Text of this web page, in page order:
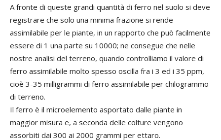
A fronte di queste grandi quantità di ferro nel suolo si deve
registrare che solo una minima frazione si rende
assimilabile per le piante, in un rapporto che può facilmente
essere di 1 una parte su 10000; ne consegue che nelle
nostre analisi del terreno, quando controlliamo il valore di
ferro assimilabile molto spesso oscilla fra i 3 ed i 35 ppm,
cioè 3-35 milligrammi di ferro assimilabile per chilogrammo
di terreno.
Il ferro è il microelemento asportato dalle piante in
maggior misura e, a seconda delle colture vengono
assorbiti dai 300 ai 2000 grammi per ettaro.